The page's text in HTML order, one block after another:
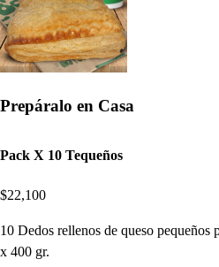
Prepáralo en Casa
Pack X 10 Tequeños
$22,100
10 Dedos rellenos de queso pequeños
x 400 gr.